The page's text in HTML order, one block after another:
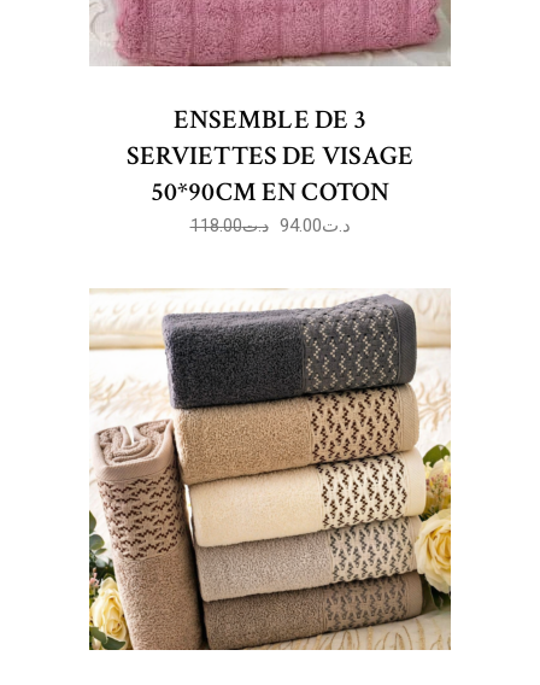
ENSEMBLE DE 3
SERVIETTES DE VISAGE
50*90CM EN COTON
د.ت118.00 د.ت94.00